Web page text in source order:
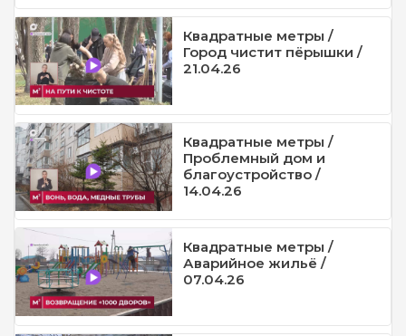
Квадратные метры /
Город чистит пёрышки /
21.04.26
Квадратные метры /
Проблемный дом и
благоустройство /
14.04.26
Квадратные метры /
Аварийное жильё /
07.04.26